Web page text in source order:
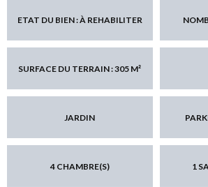
ETAT DU BIEN : À REHABILITER
SURFACE DU TERRAIN : 305 M²
JARDIN
4 CHAMBRE(S) 1